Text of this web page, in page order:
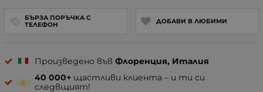
БЪРЗА ПОРЪЧКА С
ТЕЛЕФОН
ДОБАВИ В ЛЮБИМИ
Произведено във Флоренция, Италия
40 000+ щастливи клиента – и ти си
следвщият!